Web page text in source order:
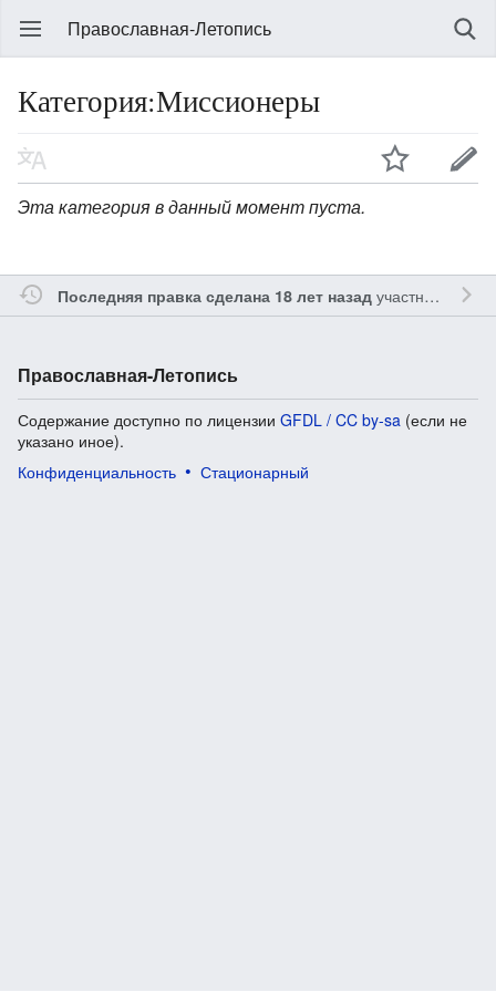
Православная-Летопись
Категория:Миссионеры
Эта категория в данный момент пуста.
Последняя правка сделана 18 лет назадучастником Gleb
Православная-Летопись
Содержание доступно по лицензии GFDL / CC by-sa (если не
указано иное).
Конфиденциальность
Стационарный